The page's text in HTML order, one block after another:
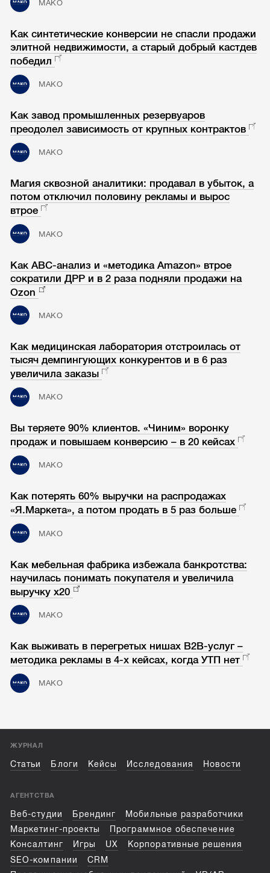
МАКО
Как синтетические конверсии не спасли продажи
элитной недвижимости, а старый добрый кастдев
победил
МАКО
Как завод промышленных резервуаров
преодолел зависимость от крупных контрактов
МАКО
Магия сквозной аналитики: продавал в убыток, а
потом отключил половину рекламы и вырос
втрое
МАКО
Как ABC-анализ и «методика Amazon» втрое
сократили ДРР и в 2 раза подняли продажи на
Ozon
МАКО
Как медицинская лаборатория отстроилась от
тысяч демпингующих конкурентов и в 6 раз
увеличила заказы
МАКО
Вы теряете 90% клиентов. «Чиним» воронку
продаж и повышаем конверсию – в 20 кейсах
МАКО
Как потерять 60% выручки на распродажах
«Я.Маркета», а потом продать в 5 раз больше
МАКО
Как мебельная фабрика избежала банкротства:
научилась понимать покупателя и увеличила
выручку х20
МАКО
Как выживать в перегретых нишах B2B-услуг –
методика рекламы в 4-х кейсах, когда УТП нет
МАКО
ЖУРНАЛ
Статьи Блоги Кейсы Исследования Новости
АГЕНТСТВА
Веб-студии Брендинг
Мобильные разработчики
Маркетинг-проекты
Программное обеспечение
Консалтинг
Игры UX
Корпоративные решения
SEO-компании
CRM